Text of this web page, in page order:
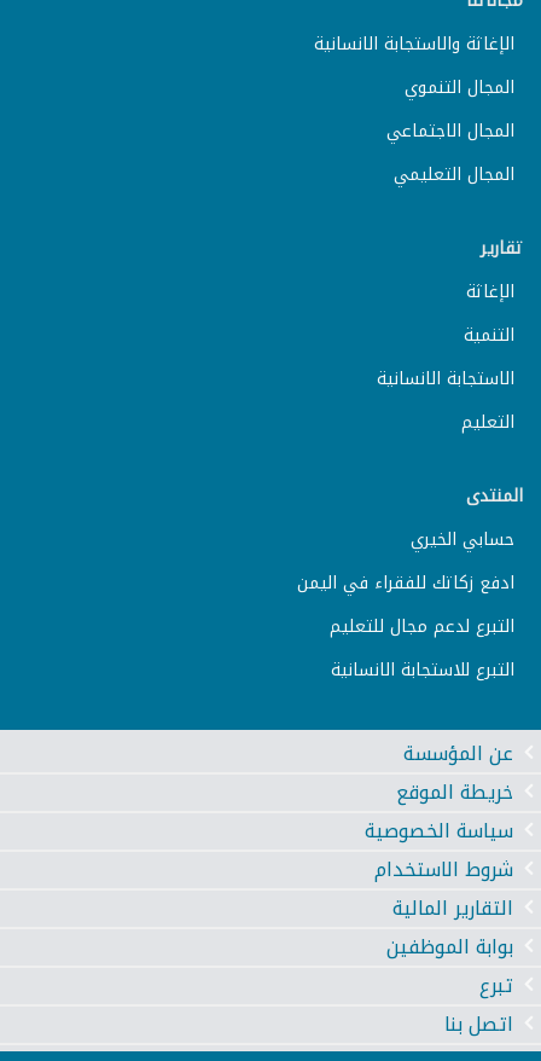
الإغاثة والاستجابة الانسانية
المجال التنموي
المجال الاجتماعي
المجال التعليمي
تقارير
الإغاثة
التنمية
الاستجابة الانسانية
التعليم
المنتدى
حسابي الخيري
ادفع زكاتك للفقراء في اليمن
التبرع لدعم مجال للتعليم
التبرع للاستجابة الانسانية
عن المؤسسة
خريطة الموقع
سياسة الخصوصية
شروط الاستخدام
التقارير المالية
بوابة الموظفين
تبرع
اتصل بنا